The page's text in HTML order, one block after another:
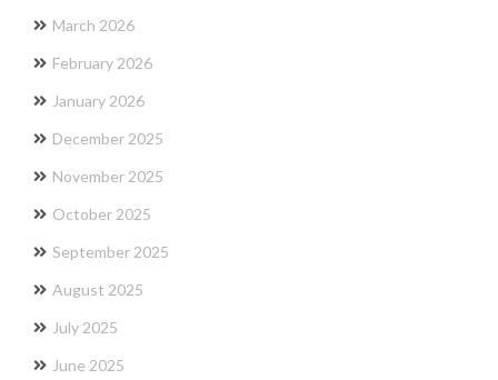
March 2026
February 2026
January 2026
December 2025
November 2025
October 2025
September 2025
August 2025
July 2025
June 2025